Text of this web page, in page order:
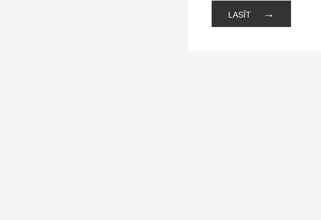
LASĪT →